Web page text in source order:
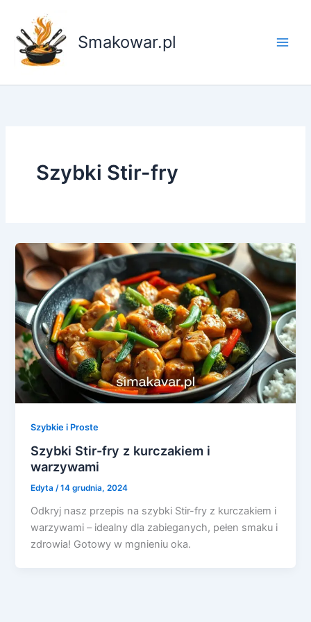
treści
Smakowar.pl
Szybki Stir-fry
Szybkie i Proste
Szybki Stir-fry z kurczakiem i
warzywami
Edyta/14 grudnia, 2024
Odkryj nasz przepis na szybki Stir-fry z kurczakiem i
warzywami – idealny dla zabieganych, pełen smaku i
zdrowia! Gotowy w mgnieniu oka.